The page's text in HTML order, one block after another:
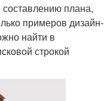
составлению плана,
примеров дизайн-
найти в
строкой